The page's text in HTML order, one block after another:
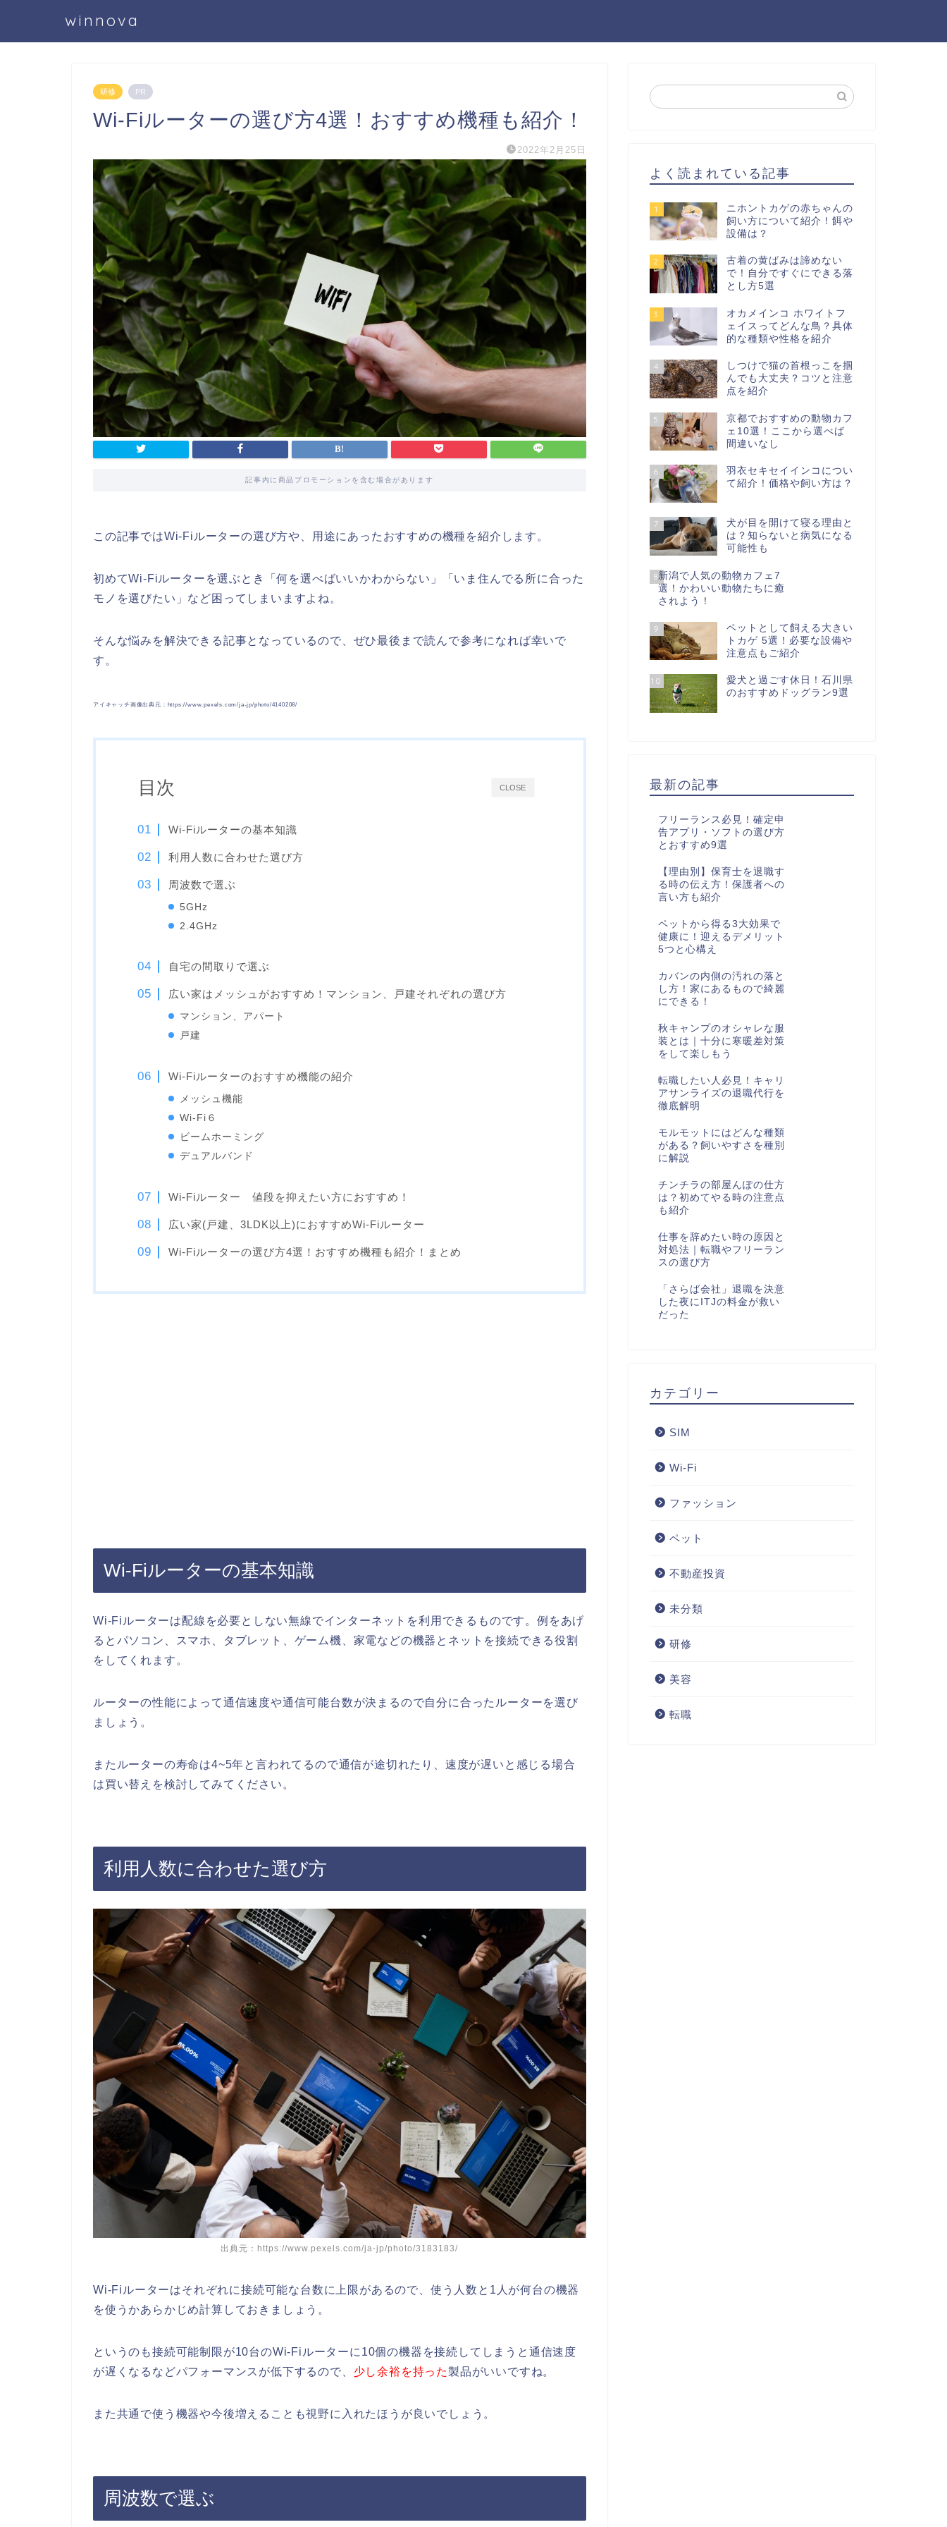
winnova
研修 PR
Wi-Fiルーターの選び方4選！おすすめ機種も紹介！
2022年2月25日
記事内に商品プロモーションを含む場合があります
この記事ではWi-Fiルーターの選び方や、用途にあったおすすめの機種を紹介します。
初めてWi-Fiルーターを選ぶとき「何を選べばいいかわからない」「いま住んでる所に合った
モノを選びたい」など困ってしまいますよね。
そんな悩みを解決できる記事となっているので、ぜひ最後まで読んで参考になれば幸いで
す。
アイキャッチ画像出典元：https://www.pexels.com/ja-jp/photo/4140208/
CLOSE
目次
Wi-Fiルーターの基本知識
利用人数に合わせた選び方
周波数で選ぶ
5GHz
2.4GHz
自宅の間取りで選ぶ
広い家はメッシュがおすすめ！マンション、戸建それぞれの選び方
マンション、アパート
戸建
Wi-Fiルーターのおすすめ機能の紹介
メッシュ機能
Wi-Fi６
ビームホーミング
デュアルバンド
Wi-Fiルーター 値段を抑えたい方におすすめ！
広い家(戸建、3LDK以上)におすすめWi-Fiルーター
Wi-Fiルーターの選び方4選！おすすめ機種も紹介！まとめ
Wi-Fiルーターの基本知識
Wi-Fiルーターは配線を必要としない無線でインターネットを利用できるものです。例をあげ
るとパソコン、スマホ、タブレット、ゲーム機、家電などの機器とネットを接続できる役割
をしてくれます。
ルーターの性能によって通信速度や通信可能台数が決まるので自分に合ったルーターを選び
ましょう。
またルーターの寿命は4~5年と言われてるので通信が途切れたり、速度が遅いと感じる場合
は買い替えを検討してみてください。
利用人数に合わせた選び方
出典元：https://www.pexels.com/ja-jp/photo/3183183/
Wi-Fiルーターはそれぞれに接続可能な台数に上限があるので、使う人数と1人が何台の機器
を使うかあらかじめ計算しておきましょう。
というのも接続可能制限が10台のWi-Fiルーターに10個の機器を接続してしまうと通信速度
が遅くなるなどパフォーマンスが低下するので、 少し余裕を持った製品がいいですね。
また共通で使う機器や今後増えることも視野に入れたほうが良いでしょう。
周波数で選ぶ
よく読まれている記事
1
ニホントカゲの赤ちゃんの
飼い方について紹介！餌や
設備は？
2
古着の黄ばみは諦めない
で！自分ですぐにできる落
とし方5選
3
オカメインコ ホワイトフ
ェイスってどんな鳥？具体
的な種類や性格を紹介
4
しつけで猫の首根っこを掴
んでも大丈夫？コツと注意
点を紹介
5
京都でおすすめの動物カフ
ェ10選！ここから選べば
間違いなし
6
羽衣セキセイインコについ
て紹介！価格や飼い方は？
7
犬が目を開けて寝る理由と
は？知らないと病気になる
可能性も
8新潟で人気の動物カフェ7
選！かわいい動物たちに癒
されよう！
9
ペットとして飼える大きい
トカゲ 5選！必要な設備や
注意点もご紹介
10
愛犬と過ごす休日！石川県
のおすすめドッグラン9選
最新の記事
フリーランス必見！確定申
告アプリ・ソフトの選び方
とおすすめ9選
【理由別】保育士を退職す
る時の伝え方！保護者への
言い方も紹介
ペットから得る3大効果で
健康に！迎えるデメリット
5つと心構え
カバンの内側の汚れの落と
し方！家にあるもので綺麗
にできる！
秋キャンプのオシャレな服
装とは｜十分に寒暖差対策
をして楽しもう
転職したい人必見！キャリ
アサンライズの退職代行を
徹底解明
モルモットにはどんな種類
がある？飼いやすさを種別
に解説
チンチラの部屋んぽの仕方
は？初めてやる時の注意点
も紹介
仕事を辞めたい時の原因と
対処法｜転職やフリーラン
スの選び方
「さらば会社」退職を決意
した夜にITJの料金が救い
だった
カテゴリー
SIM
Wi-Fi
ファッション
ペット
不動産投資
未分類
研修
美容
転職